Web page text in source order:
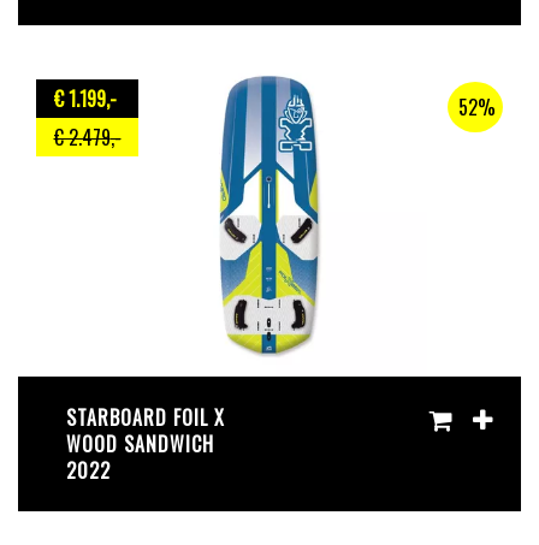
€ 1.199,-
€ 2.479,-
52%
STARBOARD FOIL X
WOOD SANDWICH
2022